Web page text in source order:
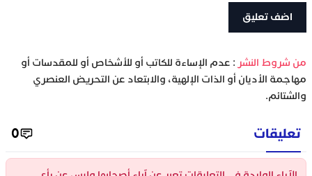
‫من شروط النشر : عدم الإساءة للكاتب أو للأشخاص أو للمقدسات أو
مهاجمة الأديان أو الذات الإلهية، والابتعاد عن التحريض العنصري
والشتائم.
تعليقات 0